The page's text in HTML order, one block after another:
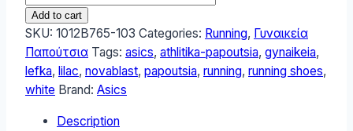
Novablast
5
Γυναικεία
Αθλητικά
Παπούτσια
White
Add to cart
SKU: 1012B765-103 Categories: Running, Γυναικεία
Παπούτσια Tags: asics, athlitika-papoutsia, gynaikeia,
lefka, lilac, novablast, papoutsia, running, running shoes,
white Brand: Asics
Description